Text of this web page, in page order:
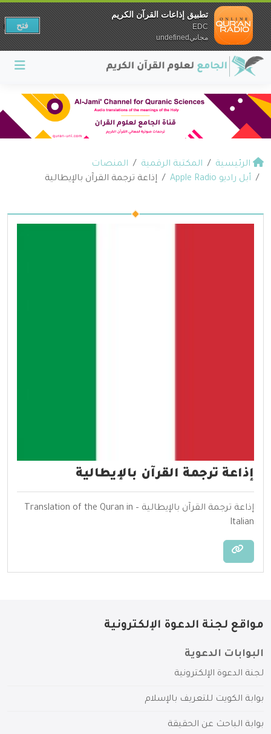
الرئيسية المكتبة الرقمية
المنصات
أبل راديو Apple Radio
إذاعة ترجمة القرآن بالإيطالية
إذاعة ترجمة القرآن بالإيطالية
إذاعة ترجمة القرآن بالإيطالية – Translation of the Quran in
Italian
مواقع لجنة الدعوة الإلكترونية
البوابات الدعوية
لجنة الدعوة الإلكترونية
بوابة الكويت للتعريف بالإسلام
بوابة الباحث عن الحقيقة
تطبيق إذاعات القرآن الكريم
EDC
مجانيundefined
فتح